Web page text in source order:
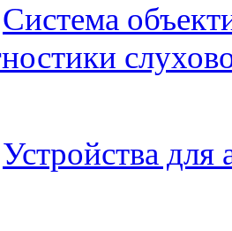
Система
Устройства для